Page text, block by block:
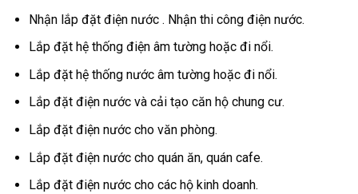
Nhận lắp đặt điện nước . Nhận thi công điện nước.
Lắp đặt hệ thống điện âm tường hoặc đi nổi.
Lắp đặt hệ thống nước âm tường hoặc đi nổi.
Lắp đặt điện nước và cải tạo căn hộ chung cư.
Lắp đặt điện nước cho văn phòng.
Lắp đặt điện nước cho quán ăn, quán cafe.
Lắp đặt điện nước cho các hộ kinh doanh.